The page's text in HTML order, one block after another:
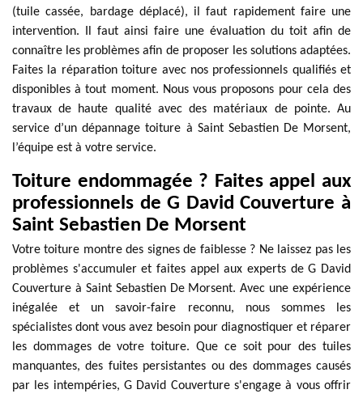
(tuile cassée, bardage déplacé), il faut rapidement faire une
intervention. Il faut ainsi faire une évaluation du toit afin de
connaître les problèmes afin de proposer les solutions adaptées.
Faites la réparation toiture avec nos professionnels qualifiés et
disponibles à tout moment. Nous vous proposons pour cela des
travaux de haute qualité avec des matériaux de pointe. Au
service d’un dépannage toiture à Saint Sebastien De Morsent,
l’équipe est à votre service.
Toiture endommagée ? Faites appel aux
professionnels de G David Couverture à
Saint Sebastien De Morsent
Votre toiture montre des signes de faiblesse ? Ne laissez pas les
problèmes s'accumuler et faites appel aux experts de G David
Couverture à Saint Sebastien De Morsent. Avec une expérience
inégalée et un savoir-faire reconnu, nous sommes les
spécialistes dont vous avez besoin pour diagnostiquer et réparer
les dommages de votre toiture. Que ce soit pour des tuiles
manquantes, des fuites persistantes ou des dommages causés
par les intempéries, G David Couverture s'engage à vous offrir